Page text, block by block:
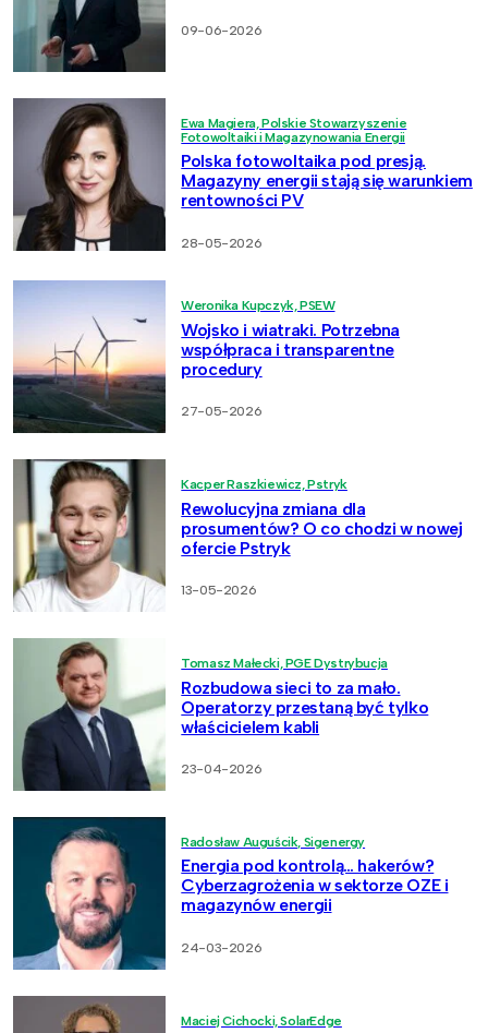
09-06-2026
Ewa Magiera, Polskie Stowarzyszenie
Fotowoltaiki i Magazynowania Energii
Polska fotowoltaika pod presją.
Magazyny energii stają się warunkiem
rentowności PV
28-05-2026
Weronika Kupczyk, PSEW
Wojsko i wiatraki. Potrzebna
współpraca i transparentne
procedury
27-05-2026
Kacper Raszkiewicz, Pstryk
Rewolucyjna zmiana dla
prosumentów? O co chodzi w nowej
ofercie Pstryk
13-05-2026
Tomasz Małecki, PGE Dystrybucja
Rozbudowa sieci to za mało.
Operatorzy przestaną być tylko
właścicielem kabli
23-04-2026
Radosław Auguścik, Sigenergy
Energia pod kontrolą… hakerów?
Cyberzagrożenia w sektorze OZE i
magazynów energii
24-03-2026
Maciej Cichocki, SolarEdge